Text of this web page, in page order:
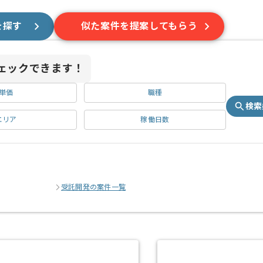
す 似た案件を提案してもらう
ックできます！
単価 職種
リア 稼働日数
検
受託開発の案件一覧